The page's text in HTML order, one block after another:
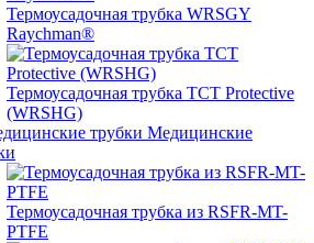
Термоусадочная трубка WRSGY
Raychman®
Термоусадочная трубка TCT Protective
(WRSHG)
Медицинские
Термоусадочная трубка из RSFR-MT-
PTFE